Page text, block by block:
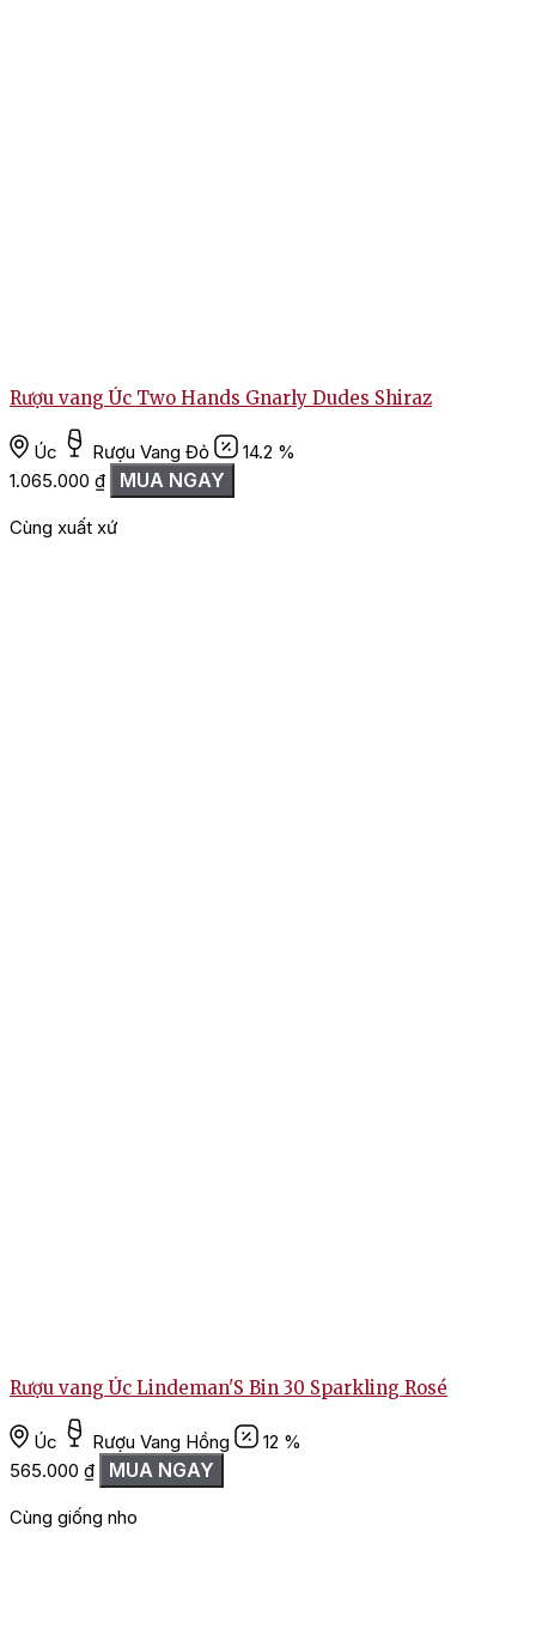
Rượu vang Úc Two Hands Gnarly Dudes Shiraz
Úc Rượu Vang Đỏ
14.2 %
1.065.000 ₫ MUA NGAY
Cùng xuất xứ
Rượu vang Úc Lindeman'S Bin 30 Sparkling Rosé
Úc Rượu Vang Hồng
12 %
565.000 ₫ MUA NGAY
Cùng giống nho